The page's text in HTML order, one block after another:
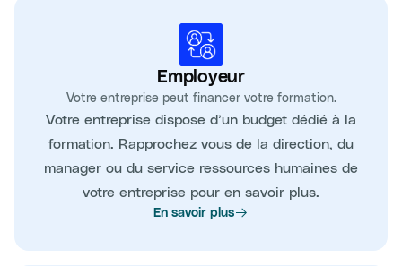
Employeur
Votre entreprise peut financer votre formation.
Votre entreprise dispose d’un budget dédié à la
formation. Rapprochez vous de la direction, du
manager ou du service ressources humaines de
votre entreprise pour en savoir plus.
En savoir plus